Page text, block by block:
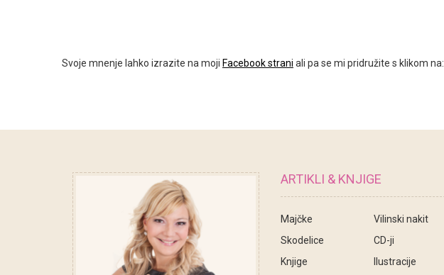
Svoje mnenje lahko izrazite na moji Facebook strani ali pa se mi pridružite s klikom na:
ARTIKLI & KNJIGE
Majčke
Skodelice
Knjige
Vilinski nakit
CD-ji
Ilustracije